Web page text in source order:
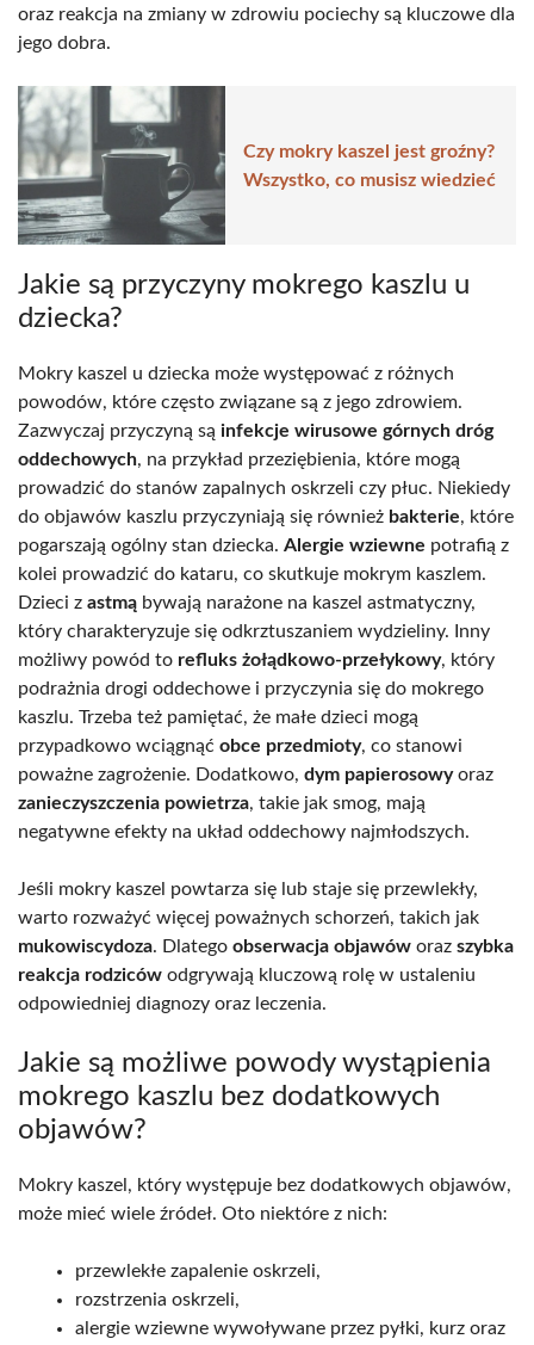
oraz reakcja na zmiany w zdrowiu pociechy są kluczowe dla
jego dobra.
Czy mokry kaszel jest groźny?
Wszystko, co musisz wiedzieć
Jakie są przyczyny mokrego kaszlu u
dziecka?
Mokry kaszel u dziecka może występować z różnych
powodów, które często związane są z jego zdrowiem.
Zazwyczaj przyczyną są infekcje wirusowe górnych dróg
oddechowych, na przykład przeziębienia, które mogą
prowadzić do stanów zapalnych oskrzeli czy płuc. Niekiedy
do objawów kaszlu przyczyniają się również bakterie, które
pogarszają ogólny stan dziecka. Alergie wziewne potrafią z
kolei prowadzić do kataru, co skutkuje mokrym kaszlem.
Dzieci z astmą bywają narażone na kaszel astmatyczny,
który charakteryzuje się odkrztuszaniem wydzieliny. Inny
możliwy powód to refluks żołądkowo-przełykowy, który
podrażnia drogi oddechowe i przyczynia się do mokrego
kaszlu. Trzeba też pamiętać, że małe dzieci mogą
przypadkowo wciągnąć obce przedmioty, co stanowi
poważne zagrożenie. Dodatkowo, dym papierosowyoraz
zanieczyszczenia powietrza, takie jak smog, mają
negatywne efekty na układ oddechowy najmłodszych.
Jeśli mokry kaszel powtarza się lub staje się przewlekły,
warto rozważyć więcej poważnych schorzeń, takich jak
mukowiscydoza. Dlatego obserwacja objawów oraz szybka
reakcja rodziców odgrywają kluczową rolę w ustaleniu
odpowiedniej diagnozy oraz leczenia.
Jakie są możliwe powody wystąpienia
mokrego kaszlu bez dodatkowych
objawów?
Mokry kaszel, który występuje bez dodatkowych objawów,
może mieć wiele źródeł. Oto niektóre z nich:
przewlekłe zapalenie oskrzeli,
rozstrzenia oskrzeli,
alergie wziewne wywoływane przez pyłki, kurz oraz